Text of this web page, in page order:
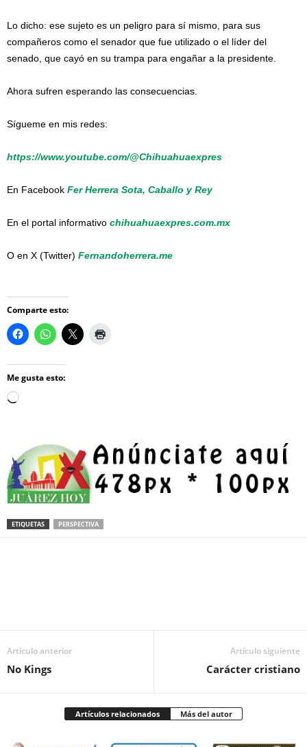
Lo dicho: ese sujeto es un peligro para sí mismo, para sus
compañeros como el senador que fue utilizado o el líder del
senado, que cayó en su trampa para engañar a la presidente.
Ahora sufren esperando las consecuencias.
Sígueme en mis redes:
https://www.youtube.com/@Chihuahuaexpres
En Facebook Fer Herrera Sota, Caballo y Rey
En el portal informativo chihuahuaexpres.com.mx
O en X (Twitter) Fernandoherrera.me
Comparte esto:
Me gusta esto:
Loading…
ETIQUETAS PERSPECTIVA
Artículo anterior
No Kings
Artículo siguiente
Carácter cristiano
Artículos relacionados Más del autor